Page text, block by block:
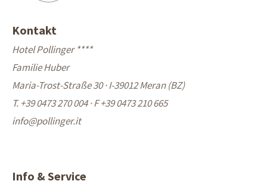
Kontakt
Hotel Pollinger ****
Familie Huber
Maria-Trost-Straße 30 · I-39012 Meran (BZ)
T. +39 0473 270 004·F +39 0473 210 665
info@pollinger.it
Info & Service